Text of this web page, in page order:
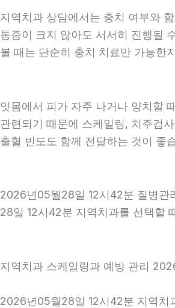
지역치과 상담에서는 충치 여부와
통증이 크지 않아도 서서히 진행될
볼 때는 단순히 충치 치료만 가능한
잇몸에서 피가 자주 나거나 양치할
관련되기 때문에 스케일링, 치주검
출혈 빈도도 함께 전달하는 것이 좋
2026년05월28일 12시42분 질병관
28일 12시42분 지역치과를 선택할
지역치과 스케일링과 예방 관리
2026년05월28일 12시42분 지역치